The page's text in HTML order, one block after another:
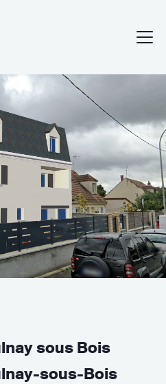
sous Bois
sous-Bois